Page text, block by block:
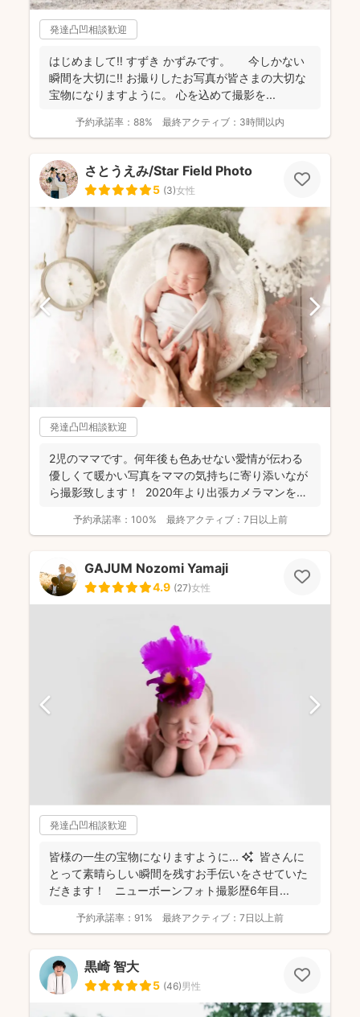
発達凸凹相談歓迎
はじめまして‼︎ すずき かずみです。 今しかない
瞬間を大切に‼︎ お撮りしたお写真が皆さまの大切な
宝物になりますように。 心を込めて撮影を...
予約承諾率： 88% 最終アクティブ： 3時間以内
さとうえみ/Star Field Photo
5 (3)女性
発達凸凹相談歓迎
2児のママです。何年後も色あせない愛情が伝わる
優しくて暖かい写真をママの気持ちに寄り添いなが
ら撮影致します！ 2020年より出張カメラマンをし
予約承諾率： 100% 最終アクティブ： 7日以上前
GAJUM Nozomi Yamaji
4.9 (27)女性
発達凸凹相談歓迎
皆様の一生の宝物になりますように... ✨ 皆さんに
とって素晴らしい瞬間を残すお手伝いをさせていた
だきます！ ニューボーンフォト撮影歴6年目...
予約承諾率： 91% 最終アクティブ： 7日以上前
黒崎 智大
5 (46)男性